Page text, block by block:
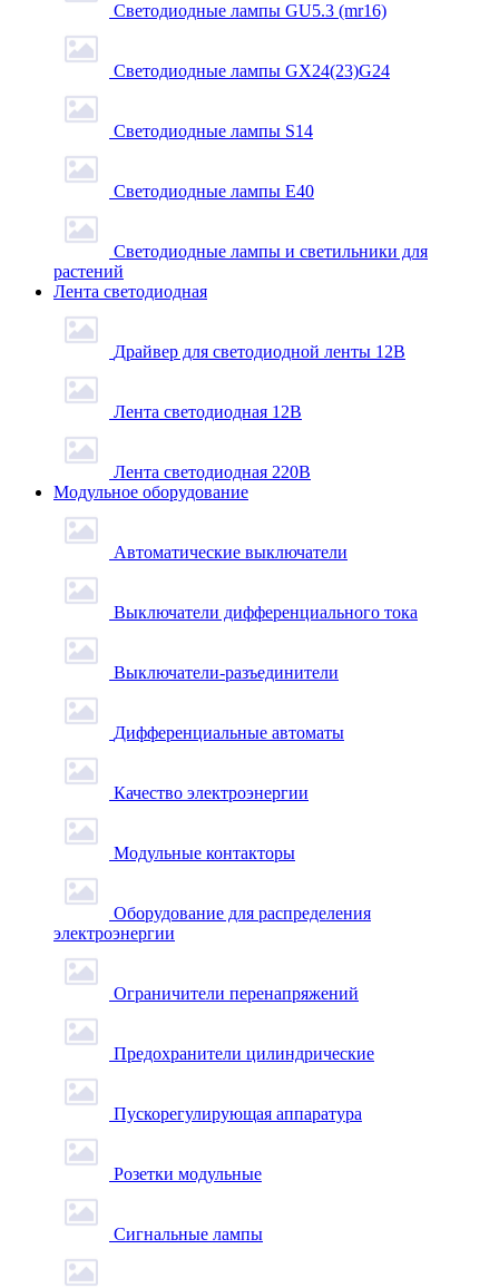
Светодиодные лампы GU5.3 (mr16)
Светодиодные лампы GX24(23)G24
Светодиодные лампы S14
Светодиодные лампы Е40
Светодиодные лампы и светильники для
растений
Лента светодиодная
Драйвер для светодиодной ленты 12В
Лента светодиодная 12В
Лента светодиодная 220В
Модульное оборудование
Автоматические выключатели
Выключатели дифференциального тока
Выключатели-разъединители
Дифференциальные автоматы
Качество электроэнергии
Модульные контакторы
Оборудование для распределения
электроэнергии
Ограничители перенапряжений
Предохранители цилиндрические
Пускорегулирующая аппаратура
Розетки модульные
Сигнальные лампы